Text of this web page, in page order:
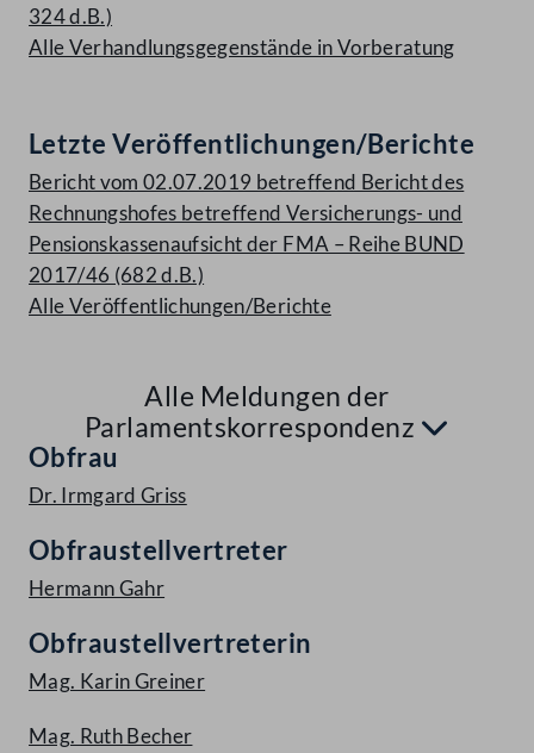
324 d.B.)
Alle Verhandlungsgegenstände in Vorberatung
Letzte Veröffentlichungen/Berichte
Bericht vom 02.07.2019 betreffend Bericht des
Rechnungshofes betreffend Versicherungs- und
Pensionskassenaufsicht der FMA – Reihe BUND
2017/46 (682 d.B.)
Alle Veröffentlichungen/Berichte
Alle Meldungen der
Parlamentskorrespondenz
Obfrau
Dr. Irmgard Griss
Obfraustellvertreter
Hermann Gahr
Obfraustellvertreterin
Mag. Karin Greiner
Mag. Ruth Becher